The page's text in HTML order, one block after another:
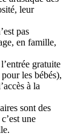
leur
pas
en famille,
gratuite
les bébés),
à la
sont des
une